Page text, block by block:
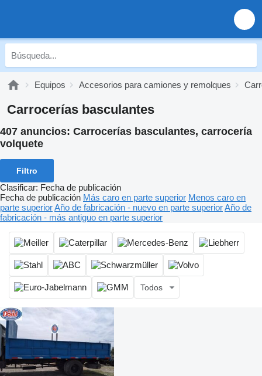
Equipos Accesorios para camiones y remolques
Carrocerías basculantes
407 anuncios: Carrocerías basculantes, carrocería
volquete
Filtro
Clasificar: Fecha de publicación
Fecha de publicación Más caro en parte superior Menos caro en
parte superiorAño de fabricación - nuevo en parte superiorAño de
fabricación - más antiguo en parte superior
Todos